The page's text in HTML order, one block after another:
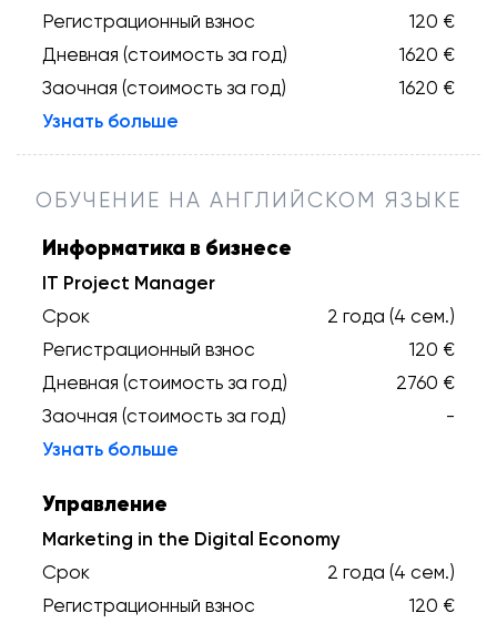
Регистрационный взнос
120 €
Дневная (стоимость за год)
1620 €
Заочная (стоимость за год)
1620 €
Узнать больше
ОБУЧЕНИЕ НА АНГЛИЙСКОМ ЯЗЫКЕ
Информатика в бизнесе
IT Project Manager
Срок
2 года (4 сем.)
Регистрационный взнос
120 €
Дневная (стоимость за год)
2760 €
Заочная (стоимость за год)
-
Узнать больше
Управление
Marketing in the Digital Economy
Срок
2 года (4 сем.)
Регистрационный взнос
120 €